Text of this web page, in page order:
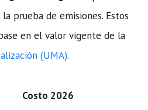
prueba de emisiones. Estos
en el valor vigente de la
(UMA).
Costo 2026